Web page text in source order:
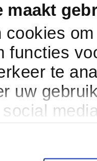
maakt
cookies
functies
te
uw